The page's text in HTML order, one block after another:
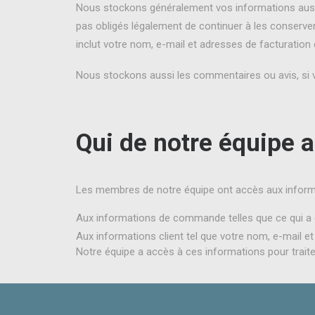
Nous stockons généralement vos informations
pas obligés légalement de continuer à les
inclut votre nom, e-mail et adresses de facturation
Nous stockons aussi les commentaires ou avis, si
Qui de notre équipe
Les membres de notre équipe ont accès aux
Aux informations de commande telles que ce qui
Aux informations client tel que votre nom, e-mail
Notre équipe a accès à ces informations pour